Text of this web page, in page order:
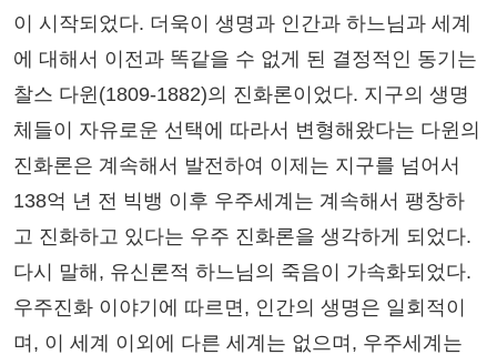
이 시작되었다. 더욱이 생명과 인간과 하느님과 세계
에 대해서 이전과 똑같을 수 없게 된 결정적인 동기는
찰스 다윈(1809-1882)의 진화론이었다. 지구의 생명
체들이 자유로운 선택에 따라서 변형해왔다는 다윈의
진화론은 계속해서 발전하여 이제는 지구를 넘어서
138억 년 전 빅뱅 이후 우주세계는 계속해서 팽창하
고 진화하고 있다는 우주 진화론을 생각하게 되었다.
다시 말해, 유신론적 하느님의 죽음이 가속화되었다.
우주진화 이야기에 따르면, 인간의 생명은 일회적이
며, 이 세계 이외에 다른 세계는 없으며, 우주세계는